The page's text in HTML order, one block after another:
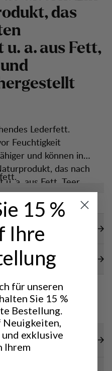
das
a. aus Fett,
Lederfett.
Feuchtigkeit
und können in
das nach
a. aus Fett, Teer,
hergestellt wird.
15 %
Ihre
für unseren
Sie 15 %
Bestellung.
Neuigkeiten,
exklusive
Ihrem